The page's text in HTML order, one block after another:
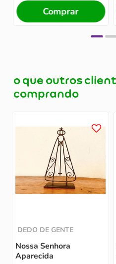
Comprar
o que outros
comprando
DEDO DE GENTE
Nossa Senhora
Aparecida